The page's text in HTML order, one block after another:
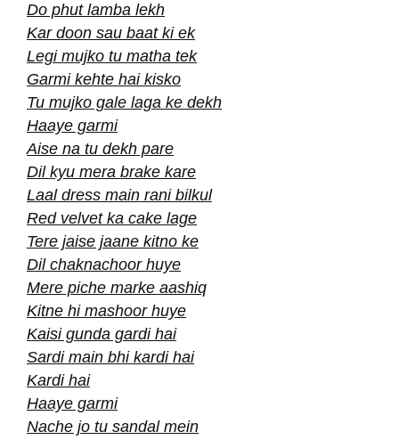
Do phut lamba lekh
Kar doon sau baat ki ek
Legi mujko tu matha tek
Garmi kehte hai kisko
Tu mujko gale laga ke dekh
Haaye garmi
Aise na tu dekh pare
Dil kyu mera brake kare
Laal dress main rani bilkul
Red velvet ka cake lage
Tere jaise jaane kitno ke
Dil chaknachoor huye
Mere piche marke aashiq
Kitne hi mashoor huye
Kaisi gunda gardi hai
Sardi main bhi kardi hai
Kardi hai
Haaye garmi
Nache jo tu sandal mein